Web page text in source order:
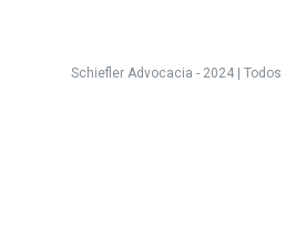
Schiefler Advocacia - 2024 | Todos